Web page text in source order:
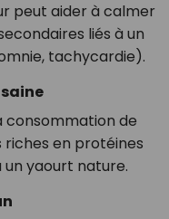
peut aider à calmer
liés à un
tachycardie).
consommation de
en protéines
un yaourt nature.